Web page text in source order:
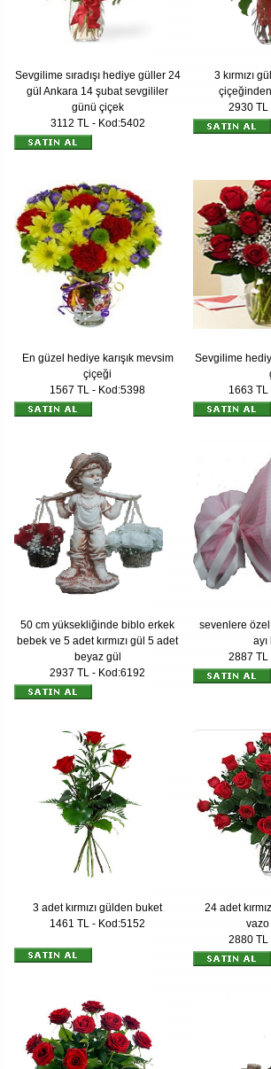
Sevgilime sıradışı hediye güller 24
gül Ankara 14 şubat sevgililer
günü çiçek
3112 TL - Kod:5402
3 kırmızı
2930 TL
En güzel hediye karışık mevsim
çiçeği
1567 TL - Kod:5398
Sevgilime
1663 TL
50 cm yüksekliğinde biblo erkek
bebek ve 5 adet kırmızı gül 5 adet
beyaz gül
2937 TL - Kod:6192
sevenlere özel
2887 TL
3 adet kırmızı gülden buket
1461 TL - Kod:5152
24 adet
vazo
2880 TL